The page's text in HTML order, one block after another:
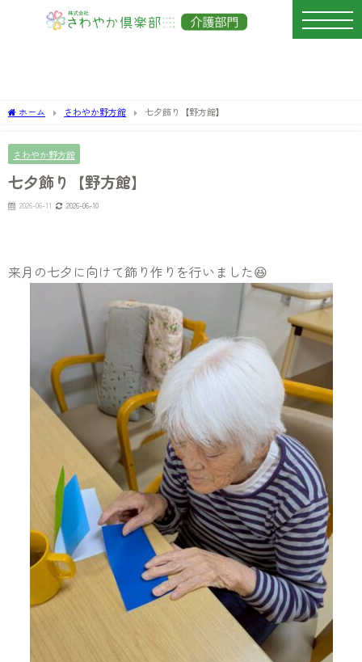
ホーム さわやか野方館 七夕飾り【野方館】
さわやか野方館
七夕飾り【野方館】
2026-06-11 2026-06-10
来月の七夕に向けて飾り作りを行いました😆